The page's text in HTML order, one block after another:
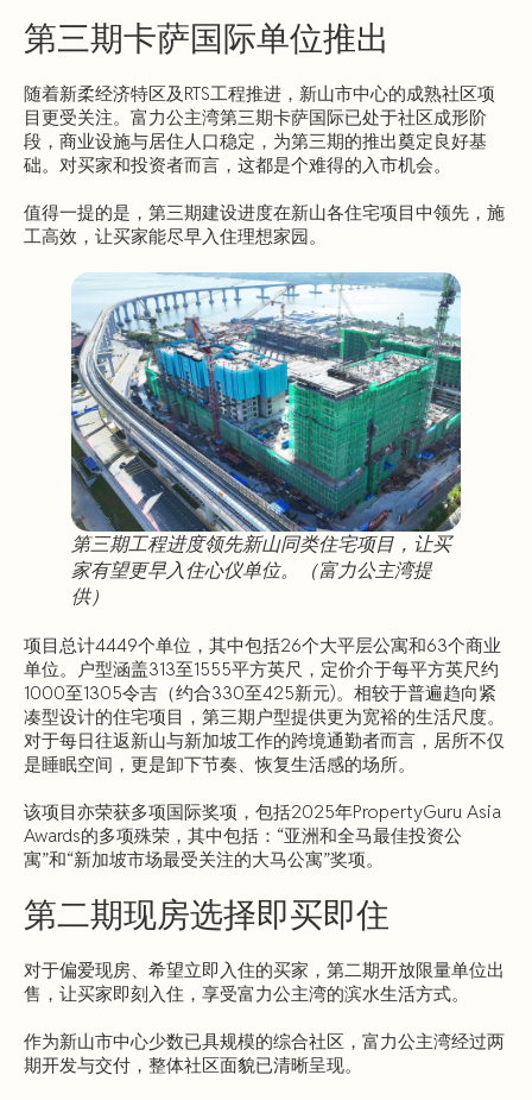
第三期卡萨国际单位推出
随着新柔经济特区及RTS工程推进，新山市中心的成熟社区项
目更受关注。富力公主湾第三期卡萨国际已处于社区成形阶
段，商业设施与居住人口稳定，为第三期的推出奠定良好基
础。对买家和投资者而言，这都是个难得的入市机会。
值得一提的是，第三期建设进度在新山各住宅项目中领先，施
工高效，让买家能尽早入住理想家园。
第三期工程进度领先新山同类住宅项目，让买
家有望更早入住心仪单位。（富力公主湾提
供）
项目总计4449个单位，其中包括26个大平层公寓和63个商业
单位。户型涵盖313至1555平方英尺，定价介于每平方英尺约
1000至1305令吉（约合330至425新元)。相较于普遍趋向紧
凑型设计的住宅项目，第三期户型提供更为宽裕的生活尺度。
对于每日往返新山与新加坡工作的跨境通勤者而言，居所不仅
是睡眠空间，更是卸下节奏、恢复生活感的场所。
该项目亦荣获多项国际奖项，包括2025年PropertyGuru Asia
Awards的多项殊荣，其中包括：“亚洲和全马最佳投资公
寓”和“新加坡市场最受关注的大马公寓”奖项。
第二期现房选择即买即住
对于偏爱现房、希望立即入住的买家，第二期开放限量单位出
售，让买家即刻入住，享受富力公主湾的滨水生活方式。
作为新山市中心少数已具规模的综合社区，富力公主湾经过两
期开发与交付，整体社区面貌已清晰呈现。